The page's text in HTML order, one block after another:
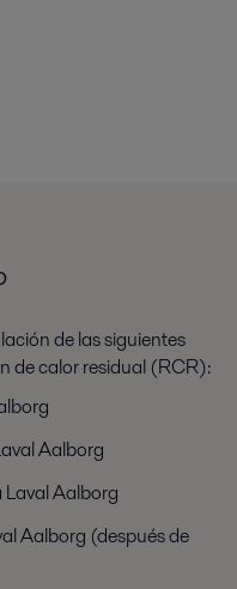
de las siguientes
de calor residual (RCR):
Aalborg
Aalborg
Aalborg (después de